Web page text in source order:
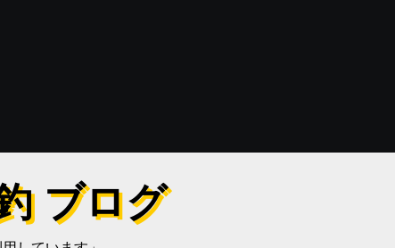
ブログ